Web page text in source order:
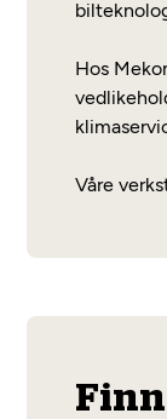
Hos
Våre